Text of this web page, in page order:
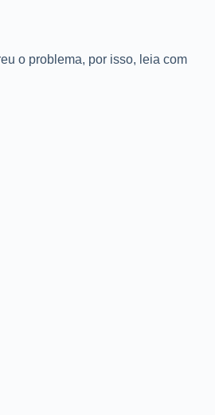
o problema, por isso, leia com